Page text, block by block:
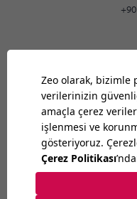
Bilkent
Cyberplaza B